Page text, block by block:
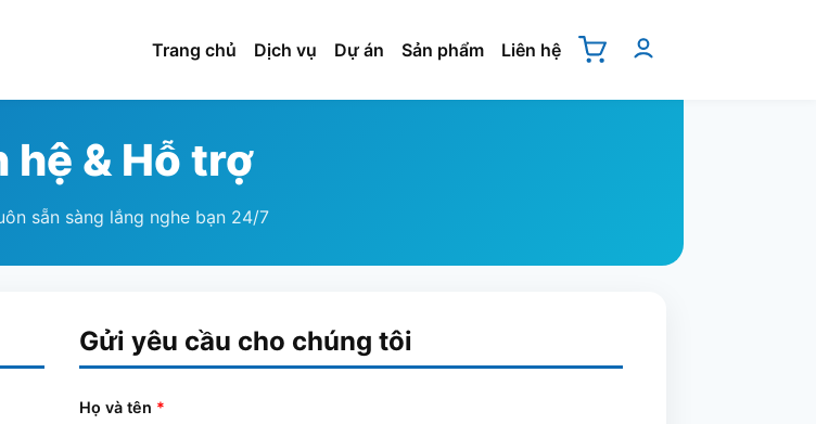
Trang chủ Dịch vụ Dự án Sản phẩm Liên hệ
hệ & Hỗ trợ
sẵn sàng lắng nghe bạn 24/7
Gửi yêu cầu cho chúng tôi
Họ và tên *